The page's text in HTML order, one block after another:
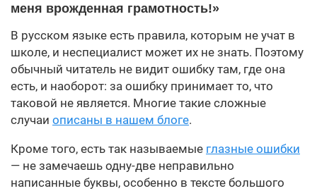
меня врожденная грамотность!»
В русском языке есть правила, которым не учат в
школе, и неспециалист может их не знать. Поэтому
обычный читатель не видит ошибку там, где она
есть, и наоборот: за ошибку принимает то, что
таковой не является. Многие такие сложные
случаи описаны в нашем блоге.
Кроме того, есть так называемые глазные ошибки
— не замечаешь одну-две неправильно
написанные буквы, особенно в тексте большого